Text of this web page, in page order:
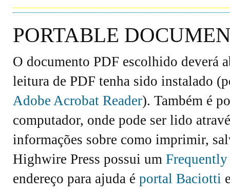
PORTABLE
O documento PDF escolhido deverá
leitura de PDF tenha sido instalado
Adobe Acrobat Reader). Também é
computador, onde pode ser lido
informações sobre como imprimir,
Highwire Press possui um
endereço para ajuda é portal Baciotti